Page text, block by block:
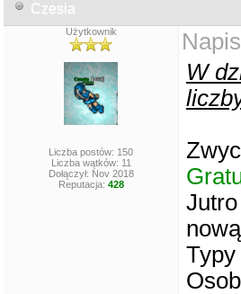
Czesia
Użytkownik
Liczba postów: 150
Liczba wątków: 11
Dołączył: Nov 2018
Reputacja: 428
W